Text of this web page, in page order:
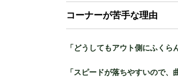
コーナーが苦手な理由
「どうしてもアウト側にふく
「スピードが落ちやすいので、